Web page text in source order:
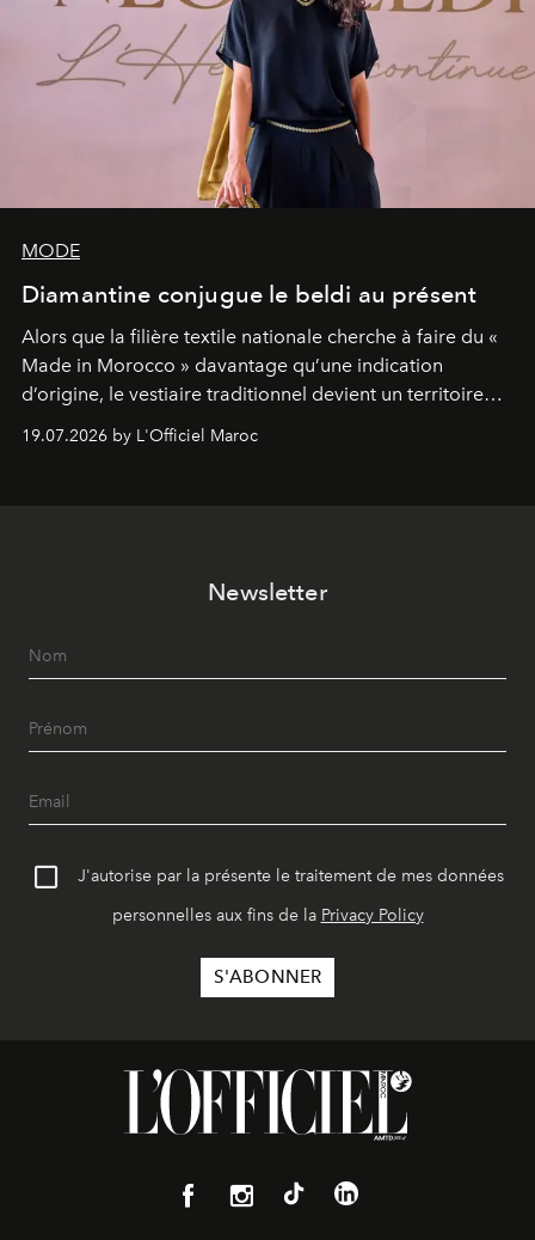
MODE
Diamantine conjugue le beldi au présent
Alors que la filière textile nationale cherche à faire du «
Made in Morocco » davantage qu’une indication
d’origine, le vestiaire traditionnel devient un territoire
révise les proportions et les usages pour l’inscrire dans
19.07.2026 by L'Officiel Maroc
Newsletter
J'autorise par la présente le traitement de mes données
personnelles aux fins de la Privacy Policy